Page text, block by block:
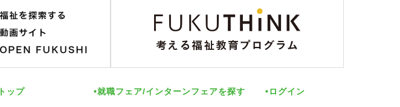
トップ 就職フェア/インターンフェアを探す ログイン